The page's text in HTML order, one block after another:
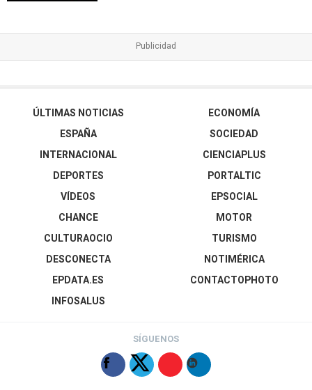
ÚLTIMAS NOTICIAS
ESPAÑA
INTERNACIONAL
DEPORTES
VÍDEOS
ECONOMÍA
SOCIEDAD
CIENCIAPLUS
PORTALTIC
EPSOCIAL
CHANCE
CULTURAOCIO
DESCONECTA
EPDATA.ES
INFOSALUS
MOTOR
TURISMO
NOTIMÉRICA
CONTACTOPHOTO
SÍGUENOS